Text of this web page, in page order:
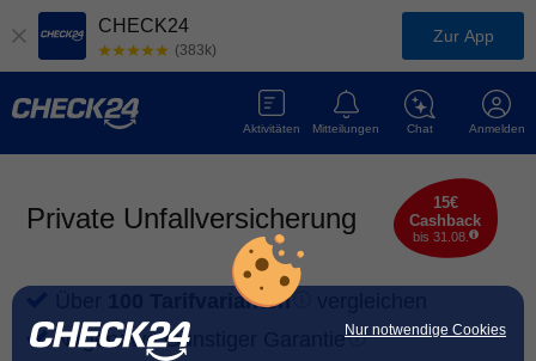
Nur notwendige Cookies
CHECK24
(383k)
Zur App
Anmelden
Chat
Mitteilungen
Aktivitäten
Private Unfallversicherung
15€
Cashback
bis 31.08.
100 Tarifvarianten
Nirgendwo Günstiger
Garantie